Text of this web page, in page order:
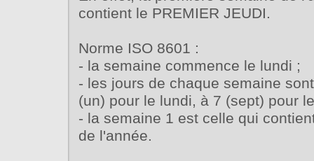
contient le PREMIER JEUDI.
Norme ISO 8601 :
- la semaine commence le lundi ;
- les jours de chaque semaine
(un) pour le lundi, à 7 (sept) pour
- la semaine 1 est celle qui
de l'année.